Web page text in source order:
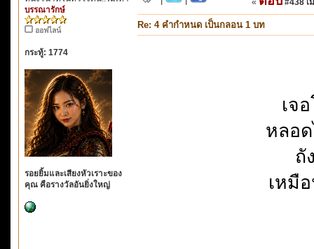
บรรณารักษ์
ออฟไลน์
กระทู้: 1774
รอยยิ้มและเสียงหัวเราะของ
คุณ คือรางวัลอันยิ่งใหญ่
Re: 4 คำกำหนด เป็นกลอน 1 บท
เจ
หลอ
ถั
เหมื